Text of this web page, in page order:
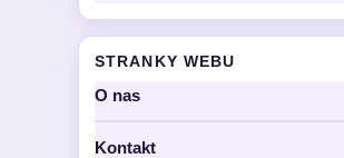
STRANKY WEBU
O nas
Kontakt